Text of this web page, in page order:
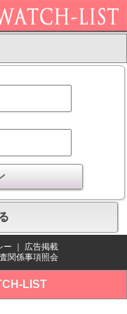
ー
広告掲載
関係事項照会
LIST